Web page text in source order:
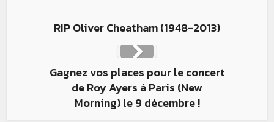
RIP Oliver Cheatham (1948-2013)
Gagnez vos places pour le concert
de Roy Ayers à Paris (New
Morning) le 9 décembre !